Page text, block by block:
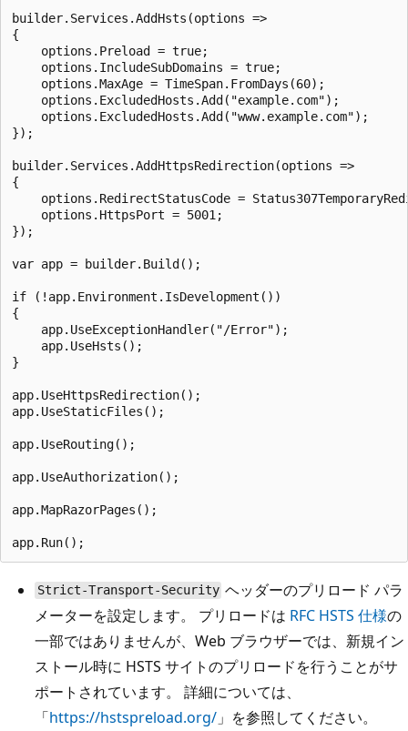
builder.Services.AddHsts(options =>
{
    options.Preload = true;
    options.IncludeSubDomains = true;
    options.MaxAge = TimeSpan.FromDays(60);
    options.ExcludedHosts.Add("example.com");
    options.ExcludedHosts.Add("www.example.com");
});
builder.Services.AddHttpsRedirection(options =>
{
options.RedirectStatusCode =
    options.HttpsPort = 5001;
});
var app = builder.Build();
if (!app.Environment.IsDevelopment())
{
    app.UseExceptionHandler("/Error");
    app.UseHsts();
}
app.UseHttpsRedirection();
app.UseStaticFiles();
app.UseRouting();
app.UseAuthorization();
app.MapRazorPages();
Strict-Transport-Security ヘッダーのプリロード パラ
メーターを設定します。 プリロードは RFC HSTS 仕様の
一部ではありませんが、Web ブラウザーでは、新規イン
ストール時に HSTS サイトのプリロードを行うことがサ
ポートされています。 詳細については、
「https://hstspreload.org/ 」を参照してください。